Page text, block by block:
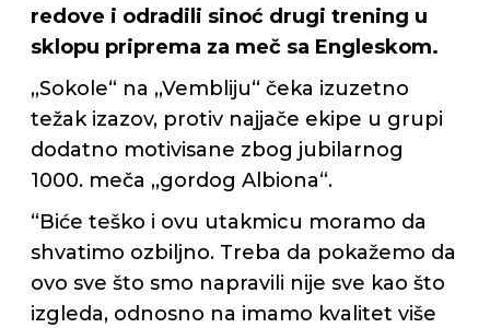
redove i odradili sinoć drugi trening u
sklopu priprema za meč sa Engleskom.
,,Sokole“ na ,,Vembliju“ čeka izuzetno
težak izazov, protiv najjače ekipe u grupi
dodatno motivisane zbog jubilarnog
1000. meča ,,gordog Albiona“.
“Biće teško i ovu utakmicu moramo da
shvatimo ozbiljno. Treba da pokažemo da
ovo sve što smo napravili nije sve kao što
izgleda, odnosno na imamo kvalitet više